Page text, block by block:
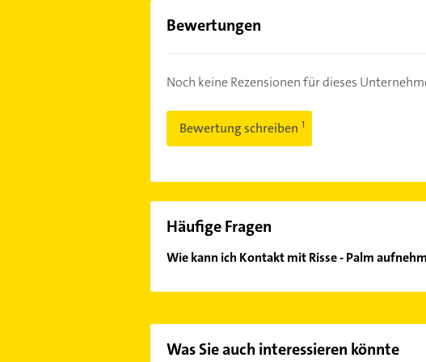
Bewertungen
Noch keine Rezensionen für dieses
Bewertung schreiben
Häufige Fragen
Wie kann ich Kontakt mit Risse - Palm
Was Sie auch interessieren könnte